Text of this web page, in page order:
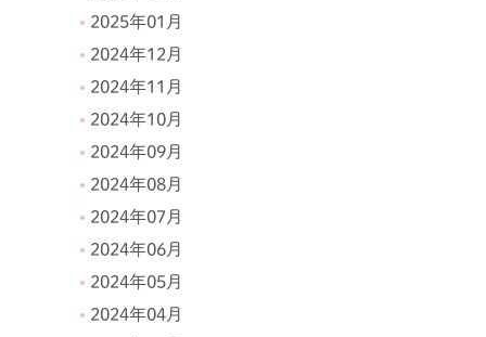
2025年01月
2024年12月
2024年11月
2024年10月
2024年09月
2024年08月
2024年07月
2024年06月
2024年05月
2024年04月